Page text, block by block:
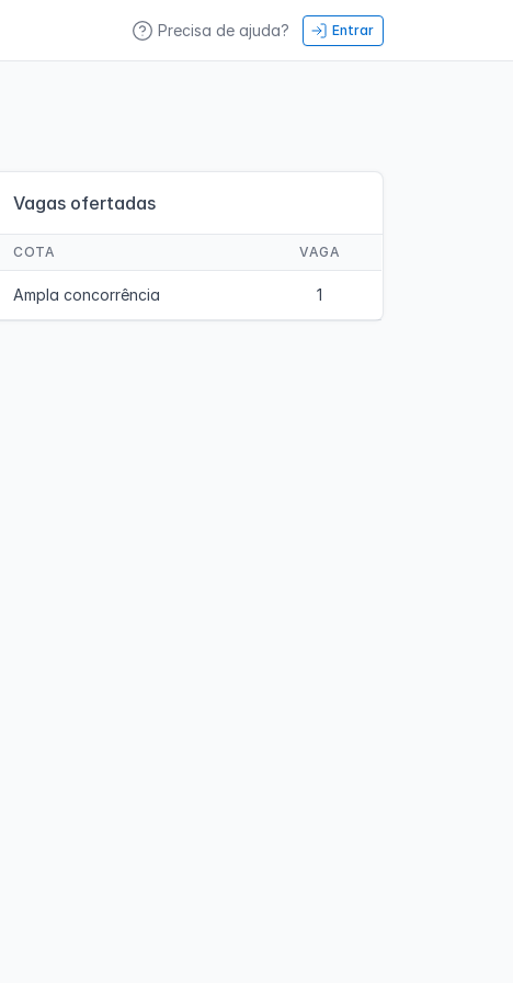
Entrar
Precisa de ajuda?
Vagas ofertadas
COTA VAGA
Ampla concorrência 1